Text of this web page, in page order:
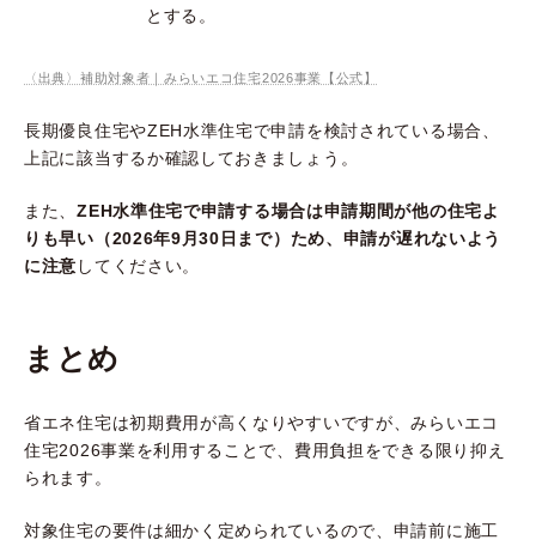
とする。
〈出典〉補助対象者｜みらいエコ住宅2026事業【公式】
長期優良住宅やZEH水準住宅で申請を検討されている場合、
上記に該当するか確認しておきましょう。
また、ZEH水準住宅で申請する場合は申請期間が他の住宅よ
りも早い（2026年9月30日まで）ため、申請が遅れないよう
に注意 してください。
まとめ
省エネ住宅は初期費用が高くなりやすいですが、みらいエコ
住宅2026事業を利用することで、費用負担をできる限り抑え
られます。
対象住宅の要件は細かく定められているので、申請前に施工